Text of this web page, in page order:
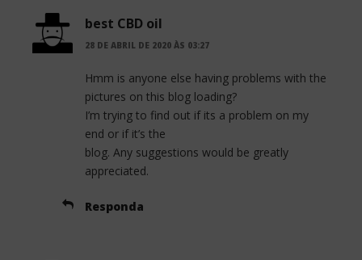
best CBD oil
28 DE ABRIL DE 2020 ÀS 03:27
Hmm is anyone else having problems with the
pictures on this blog loading?
I’m trying to find out if its a problem on my
end or if it’s the
blog. Any suggestions would be greatly
appreciated.
Responda